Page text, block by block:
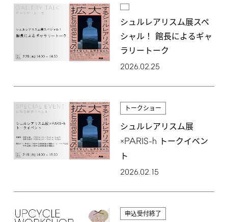
シュルレアリスム展スペ
シャル！ 館長によるギャ
ラリートーク
2026.02.25
トークショー
シュルレアリスム展
×PARIS-h トークイベン
ト
2026.02.15
申込受付終了